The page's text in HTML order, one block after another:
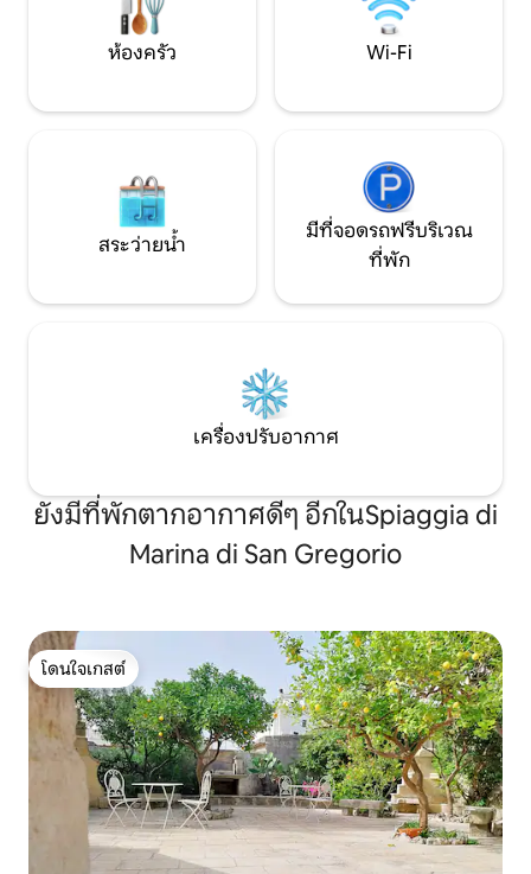
ห้องครัว Wi-Fi
สระว่ายน้ำ
มีที่จอดรถฟรีบริเวณ
ที่พัก
เครื่องปรับอากาศ
ยังมีที่พักตากอากาศดีๆ อีกในSpiaggia di
Marina di San Gregorio
โดนใจเกสต์
โดนใจเกสต์